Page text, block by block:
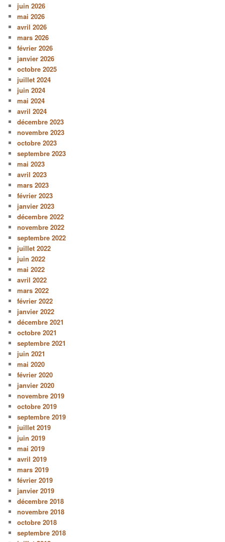
juin 2026
mai 2026
avril 2026
mars 2026
février 2026
janvier 2026
octobre 2025
juillet 2024
juin 2024
mai 2024
avril 2024
décembre 2023
novembre 2023
octobre 2023
septembre 2023
mai 2023
avril 2023
mars 2023
février 2023
janvier 2023
décembre 2022
novembre 2022
septembre 2022
juillet 2022
juin 2022
mai 2022
avril 2022
mars 2022
février 2022
janvier 2022
décembre 2021
octobre 2021
septembre 2021
juin 2021
mai 2020
février 2020
janvier 2020
novembre 2019
octobre 2019
septembre 2019
juillet 2019
juin 2019
mai 2019
avril 2019
mars 2019
février 2019
janvier 2019
décembre 2018
novembre 2018
octobre 2018
septembre 2018